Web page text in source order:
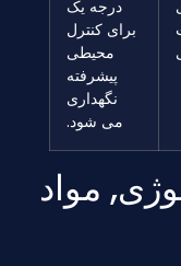
درجه یک
برای کنترل
محیطی
پیشرفته
نگهداری
می شود.
مواد